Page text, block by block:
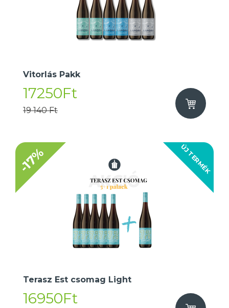
Vitorlás Pakk
17250Ft
19 140 Ft
ÚJ TERMÉK
-17%
Terasz Est csomag Light
16950Ft